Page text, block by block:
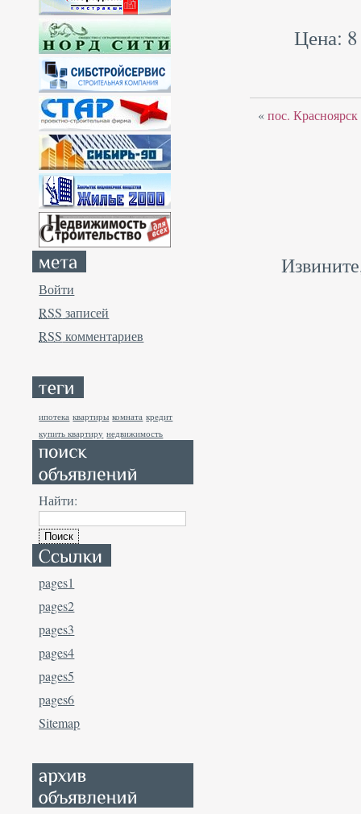
Войти
RSS записей
RSS комментариев
ипотека квартиры комната кредит
купить квартиру недвижимость
Найти:
pages1
pages2
pages3
pages4
pages5
pages6
Sitemap
Цена:
«пос.